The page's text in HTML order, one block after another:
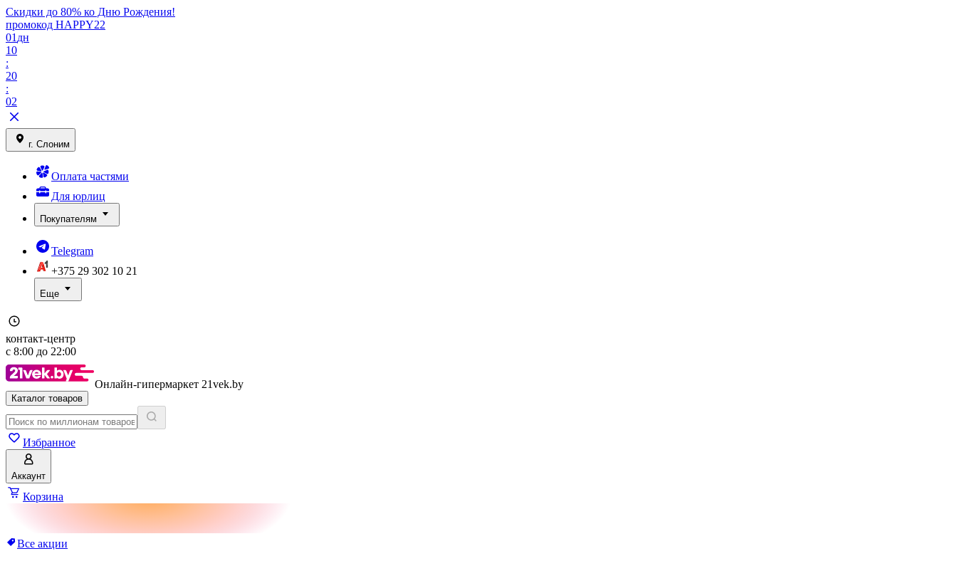
Скидки до 80% ко Дню Рождения!
промокод HAPPY22
01 дн
10
:
20
:
02
г. Слоним
Оплата частями
Для юрлиц
Покупателям
Telegram
+375 29 302 10 21
Еще
контакт-центр
с 8:00 до 22:00
Онлайн-гипермаркет 21vek.by
Каталог товаров
Избранное
Аккаунт
Корзина
Все акции